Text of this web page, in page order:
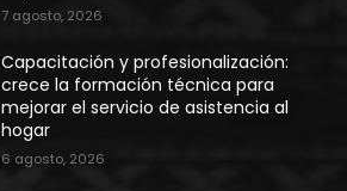
7 agosto, 2026
Capacitación y profesionalización:
crece la formación técnica para
mejorar el servicio de asistencia al
hogar
6 agosto, 2026